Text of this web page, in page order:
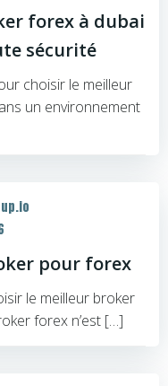
forex à dubai
sécurité
choisir le meilleur
un environnement
pour forex
le meilleur broker
forex n’est […]